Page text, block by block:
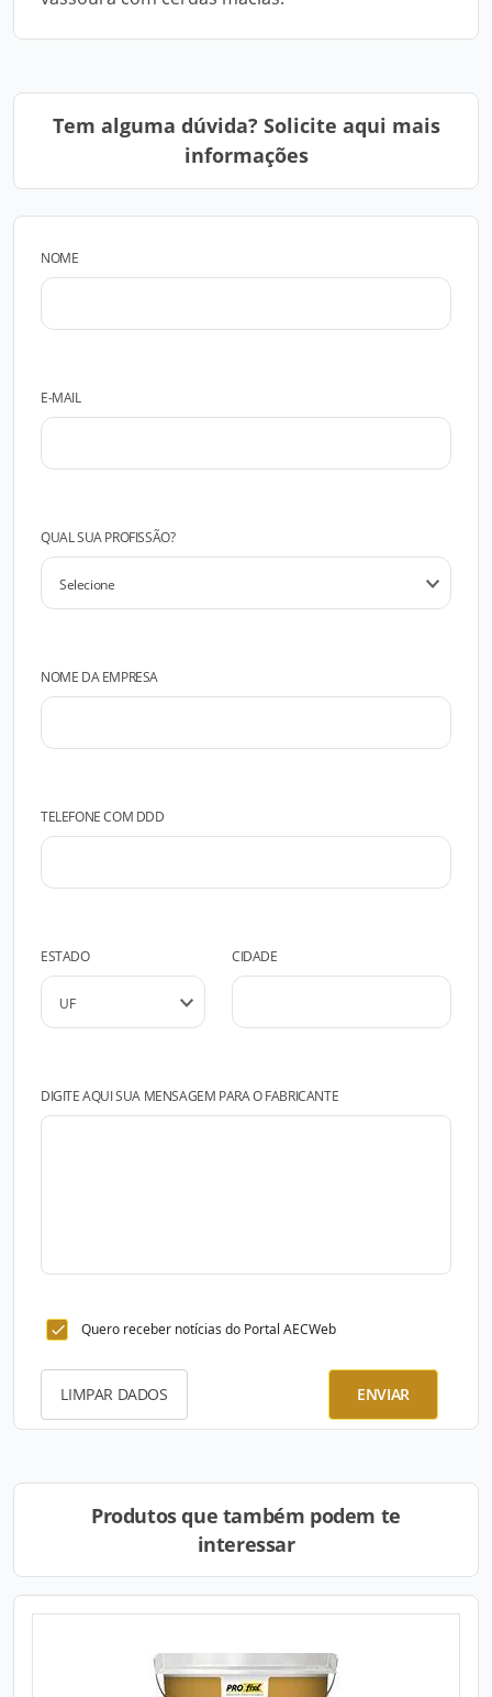
Tem alguma dúvida? Solicite aqui mais
informações
NOME
E-MAIL
QUAL SUA PROFISSÃO?
NOME DA EMPRESA
TELEFONE COM DDD
ESTADO CIDADE
DIGITE AQUI SUA MENSAGEM PARA O FABRICANTE
Quero receber notícias do Portal AECWeb
LIMPAR DADOS ENVIAR
Produtos que também podem te
interessar